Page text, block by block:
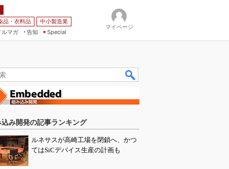
品・衣料品
中小製造業
ルマガ
告知 Special
マイページ
込み開発の記事ランキング
ルネサスが高崎工場を閉鎖へ、かつ
てはSiCデバイス生産の計画も